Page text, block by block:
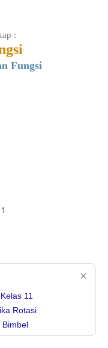
:
Fungsi
11
Rotasi
Bimbel